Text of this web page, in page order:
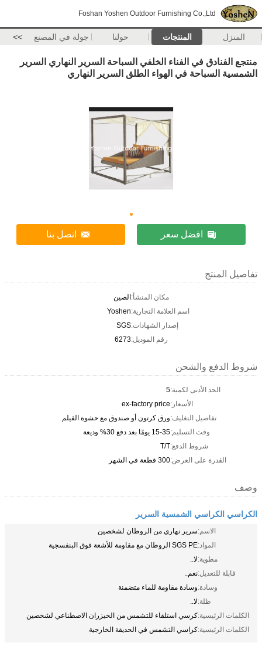
Foshan Yoshen Outdoor Furnishing Co.,Ltd
المنزل المنتجات حولنا جولة في المصنع >>
منتجع الفنادق في الفناء الخلفي السباحة السرير النهاري السرير
الشمسية السباحة في الهواء الطلق السرير النهاري
افضل سعر اتصل بنا
تفاصيل المنتج
مكان المنشأ:الصين
اسم العلامة التجارية:Yoshen
إصدار الشهادات:SGS
رقم الموديل:6273
شروط الدفع والشحن
الحد الأدنى لكمية:5
الأسعار:ex-factory price
تفاصيل التغليف:ورق كرتون أو صندوق مع حشوة الفيلم
وقت التسليم:15-35 يومًا بعد دفع 30% وديعة
شروط الدفع:T/T
القدرة على العرض:300 قطعة في الشهر
وصف
الكراسي الكراسي الشمسية السرير
الاسم:سرير نهاري من الروطان لشخصين
المواد:SGS PE الروطان مع مقاومة للأشعة فوق البنفسجية
مطوية:لا..
قابلة للتعديل:نعم..
وسادة:وسادة مقاومة للماء متضمنة
ظلة:لا..
الكلمات الرئيسية:كرسي استلقاء للتشمس من الخيزران الاصطناعي لشخصين
الكلمات الرئيسية:كراسي التشمس في الحديقة الخارجية